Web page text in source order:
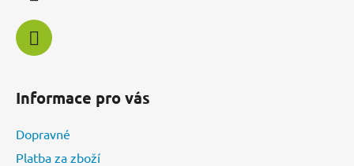
Informace pro vás
Dopravné
Platba za zboží